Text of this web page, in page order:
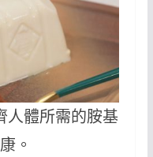
人體所需的胺基
。